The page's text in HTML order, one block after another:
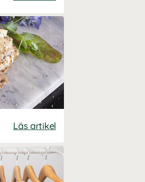
Läs artikel